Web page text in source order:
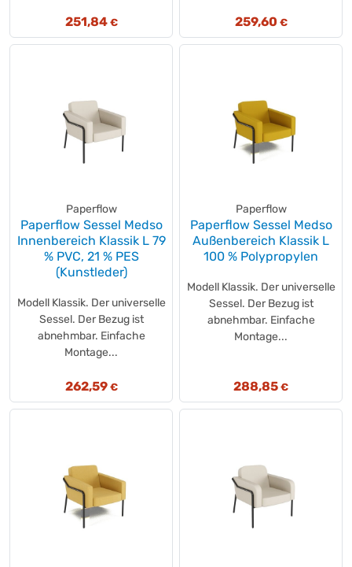
251,84€ 259,60 €
Paperflow
Paperflow Sessel Medso
Innenbereich Klassik L 79
% PVC, 21 % PES
(Kunstleder)
Modell Klassik. Der universelle
Sessel. Der Bezug ist
abnehmbar. Einfache
Montage...
262,59€
Paperflow
Paperflow Sessel Medso
Außenbereich Klassik L
100 % Polypropylen
Modell Klassik. Der universelle
Sessel. Der Bezug ist
abnehmbar. Einfache
Montage...
288,85 €